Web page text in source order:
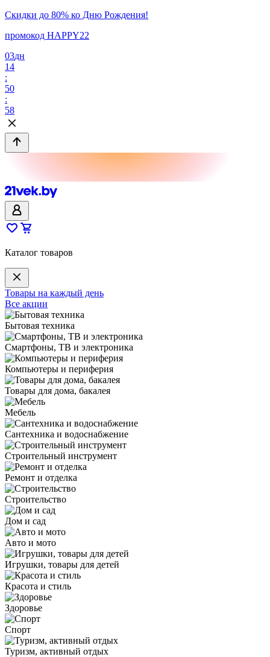
Скидки до 80% ко Дню Рождения!
промокод HAPPY22
03дн
14
:
50
:
58
Каталог товаров
Товары на каждый день
Все акции
Бытовая техника
Смартфоны, ТВ и электроника
Компьютеры и периферия
Товары для дома, бакалея
Мебель
Сантехника и водоснабжение
Строительный инструмент
Ремонт и отделка
Строительство
Дом и сад
Авто и мото
Игрушки, товары для детей
Красота и стиль
Здоровье
Спорт
Туризм, активный отдых